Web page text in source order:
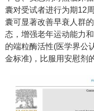
囊对受试者进行为期12
囊可显著改善早衰人群
态，增强老年运动能力
的端粒酶活性(医学界公
金标准)，比服用安慰剂